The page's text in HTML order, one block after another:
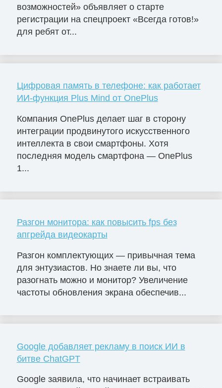
возможностей» объявляет о старте
регистрации на спецпроект «Всегда готов!»
для ребят от...
Цифровая память в телефоне: как работает
ИИ-функция Plus Mind от OnePlus
Компания OnePlus делает шаг в сторону
интеграции продвинутого искусственного
интеллекта в свои смартфоны. Хотя
последняя модель смартфона — OnePlus
1...
Разгон монитора: как повысить fps без
апгрейда видеокарты
Разгон комплектующих — привычная тема
для энтузиастов. Но знаете ли вы, что
разогнать можно и монитор? Увеличение
частоты обновления экрана обеспечив...
Google добавляет рекламу в поиск ИИ в
битве ChatGPT
Google заявила, что начинает встраивать